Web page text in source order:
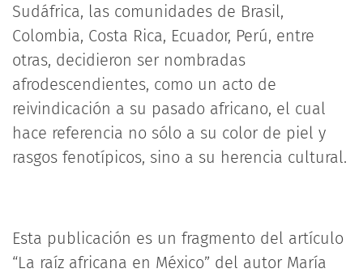
Sudáfrica, las comunidades de Brasil,
Colombia, Costa Rica, Ecuador, Perú, entre
otras, decidieron ser nombradas
afrodescendientes, como un acto de
reivindicación a su pasado africano, el cual
hace referencia no sólo a su color de piel y
rasgos fenotípicos, sino a su herencia cultural.
Esta publicación es un fragmento del artículo
“La raíz africana en México” del autor María